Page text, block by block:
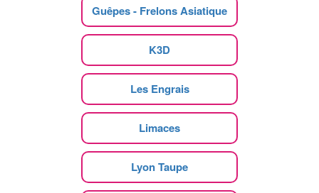
Guêpes - Frelons Asiatique
K3D
Les Engrais
Limaces
Lyon Taupe